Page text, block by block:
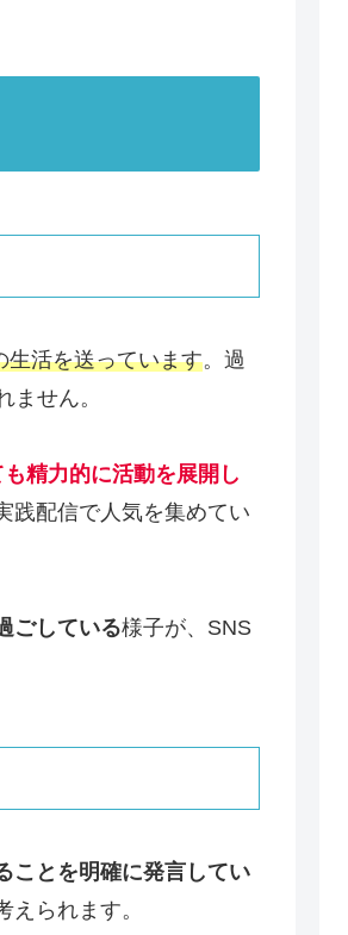
生活を送っています。過
せん。
精力的に活動を展開し
践配信で人気を集めてい
ごしている様子が、SNS
ことを明確に発言してい
られます。